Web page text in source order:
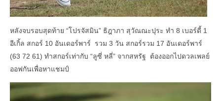
หลังจบรอบสุดท้าย “โปรจัสมิน” ธิฎาภา สุวัณณะปุระ ทำ 8 เบอร์ดี้ 1
อีเกิ้ล สกอร์ 10 อันเดอร์พาร์ รวม 3 วัน สกอร์รวม 17 อันเดอร์พาร์
(63 72 61) ทำสกอร์เท่ากับ “ลูซี่ หลี่” จากสหรัฐ ต้องออกไปดวลเพลย์
ออฟกันเพื่อหาแชมป์